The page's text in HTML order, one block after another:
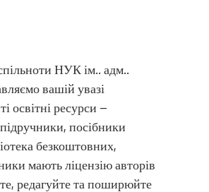
НУК ім.. адм..
вашій увазі
освітні ресурси –
посібники
безкоштовних,
мають ліцензію авторів
редагуйте та поширюйте